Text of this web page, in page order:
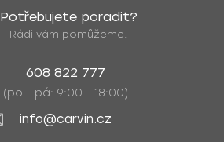
Potřebujete poradit?
Rádi vám pomůžeme.
608 822 777
(po - pá: 9:00 - 18:00)
info@carvin.cz